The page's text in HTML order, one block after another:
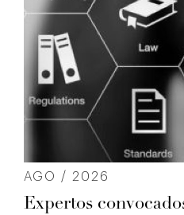
AGO / 2026
Expertos